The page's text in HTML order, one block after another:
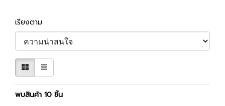
เรียงตาม
พบสินค้า 10 ชิ้น